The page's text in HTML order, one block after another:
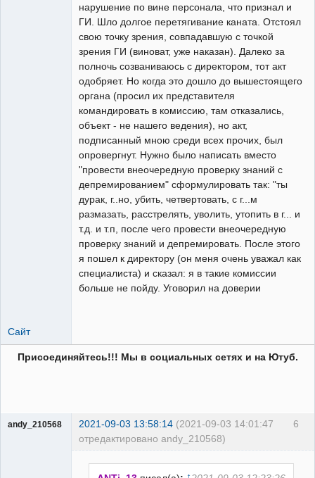
нарушение по вине персонала, что признал и
ГИ. Шло долгое перетягивание каната. Отстоял
свою точку зрения, совпадавшую с точкой
зрения ГИ (виноват, уже наказан). Далеко за
полночь созваниваюсь с директором, тот акт
одобряет. Но когда это дошло до вышестоящего
органа (просил их представителя
командировать в комиссию, там отказались,
объект - не нашего ведения), но акт,
подписанный мною среди всех прочих, был
опровергнут. Нужно было написать вместо
"провести внеочередную проверку знаний с
депремированием" сформулировать так: "ты
дурак, г..но, убить, четвертовать, с г...м
размазать, расстрелять, уволить, утопить в г... и
т.д. и т.п, после чего провести внеочередную
проверку знаний и депремировать. После этого
я пошел к директору (он меня очень уважал как
специалиста) и сказал: я в такие комиссии
больше не пойду. Уговорил на доверии
Сайт
Присоединяйтесь!!! Мы в социальных сетях и на Ютуб.
6
andy_210568 2021-09-03 13:58:14 (2021-09-03 14:01:47
отредактировано andy_210568)